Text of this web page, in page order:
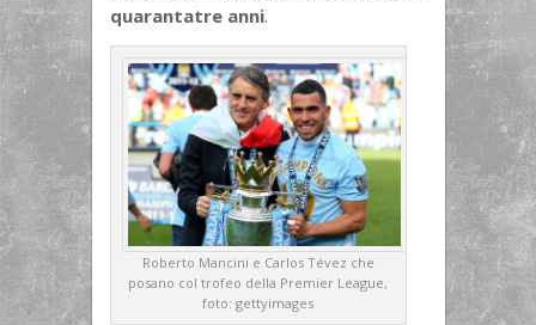
quarantatre anni.
Roberto Mancini e Carlos Tévez che
posano col trofeo della Premier League,
foto: gettyimages